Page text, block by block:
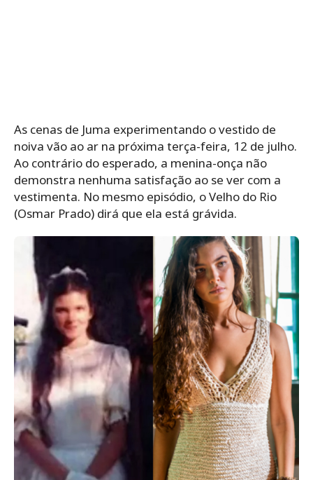
As cenas de Juma experimentando o vestido de
noiva vão ao ar na próxima terça-feira, 12 de julho.
Ao contrário do esperado, a menina-onça não
demonstra nenhuma satisfação ao se ver com a
vestimenta. No mesmo episódio, o Velho do Rio
(Osmar Prado) dirá que ela está grávida.